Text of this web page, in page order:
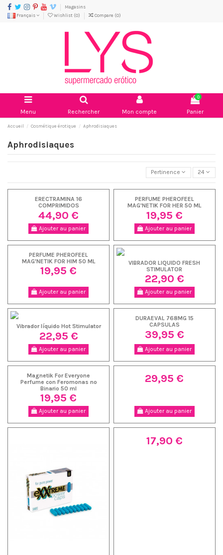
Magasins
Français
Wishlist (0) Compare (0)
Menu Rechercher Mon compte
0
Panier
Accueil Cosmétique érotique Aphrodisiaques
Aphrodisiaques
Pertinence 24
ERECTRAMINA 16
COMPRIMIDOS
44,90 €
Ajouter au panier
PERFUME PHEROFEEL
MAG'NETIK FOR HER 50 ML
19,95 €
Ajouter au panier
PERFUME PHEROFEEL
MAG'NETIK FOR HIM 50 ML
19,95 €
Ajouter au panier
VIBRADOR LIQUIDO FRESH
STIMULATOR
22,90 €
Ajouter au panier
Vibrador líquido Hot Stimulator
22,95 €
Ajouter au panier
DURAEVAL 768MG 15
CAPSULAS
39,95 €
Ajouter au panier
Magnetik For Everyone
Perfume con Feromonas no
Binario 50 ml
19,95 €
Ajouter au panier
29,95 €
Ajouter au panier
17,90 €